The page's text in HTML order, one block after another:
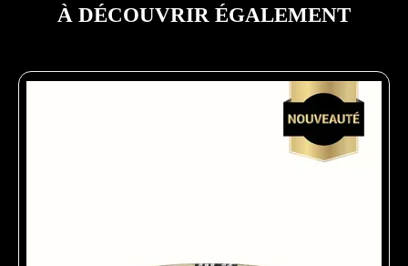
À DÉCOUVRIR ÉGALEMENT